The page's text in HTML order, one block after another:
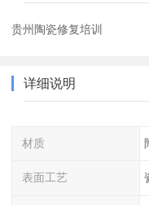
贵州陶瓷修复培训
详细说明
材质
表面工艺